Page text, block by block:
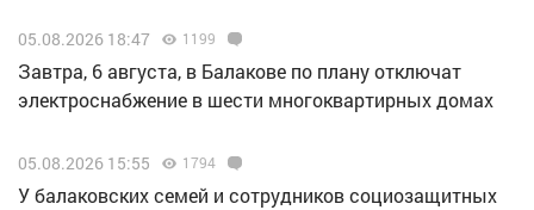
05.08.2026 18:47 1199
Завтра, 6 августа, в Балакове по плану отключат
электроснабжение в шести многоквартирных домах
05.08.2026 15:55 1794
У балаковских семей и сотрудников социозащитных